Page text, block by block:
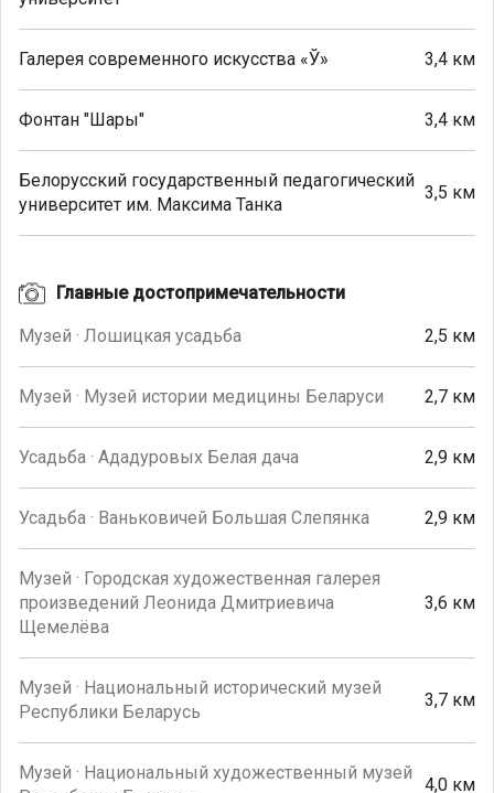
Галерея современного искусства «Ў» 3,4 км
Фонтан "Шары" 3,4 км
Белорусский государственный педагогический
университет им. Максима Танка
3,5 км
Главные достопримечательности
Музей · Лошицкая усадьба 2,5 км
Музей · Музей истории медицины Беларуси 2,7 км
Усадьба · Ададуровых Белая дача 2,9 км
Усадьба · Ваньковичей Большая Слепянка 2,9 км
Музей · Городская художественная галерея
произведений Леонида Дмитриевича
Щемелёва
3,6 км
Музей · Национальный исторический музей
Республики Беларусь
3,7 км
Музей · Национальный художественный музей
4,0 км